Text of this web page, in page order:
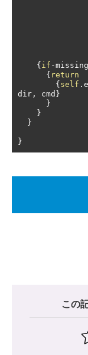
{ if -missing
{ return
{ self .
dir , cmd }
}
}
}
}
この